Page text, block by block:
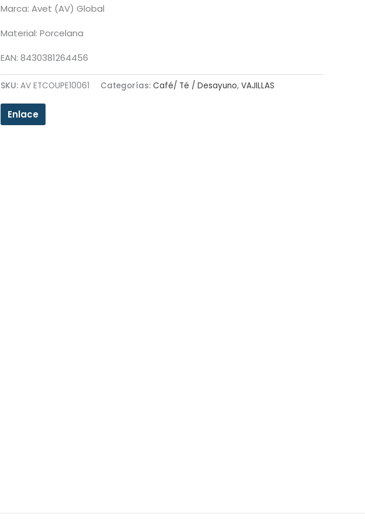
Marca: Avet (AV) Global
Material: Porcelana
EAN: 8430381264456
SKU: AV ETCOUPE10061 Categorías: Café/ Té / Desayuno, VAJILLAS
Enlace